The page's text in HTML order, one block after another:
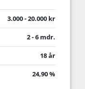
3.000 - 20.000 kr
2 - 6 mdr.
18 år
24,90 %